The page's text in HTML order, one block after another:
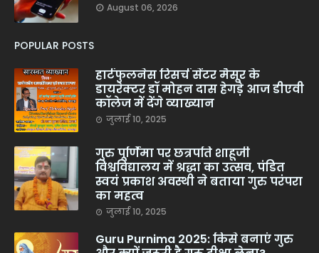
August 06, 2026
POPULAR POSTS
हार्टफुलनेस रिसर्च सेंटर मैसूर के
डायरेक्टर डॉ मोहन दास हेगड़े आज डीएवी
कॉलेज में देंगे व्याख्यान
जुलाई 10, 2025
गुरु पूर्णिमा पर छत्रपति शाहूजी
विश्वविद्यालय में श्रद्धा का उत्सव, पंडित
स्वयं प्रकाश अवस्थी ने बताया गुरु परंपरा
का महत्व
जुलाई 10, 2025
Guru Purnima 2025: किसे बनाएं गुरु